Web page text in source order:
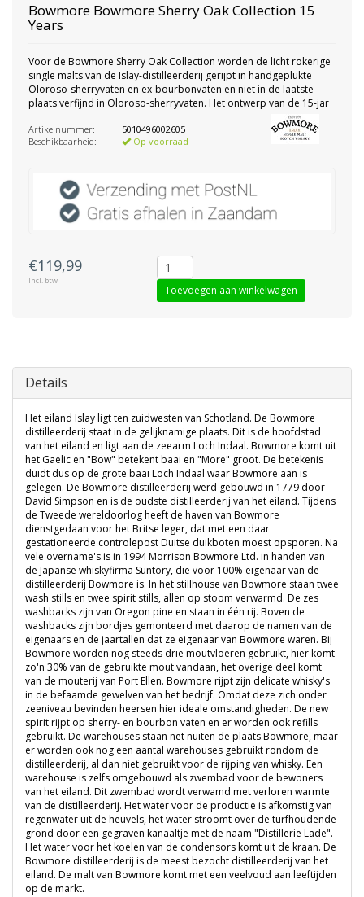
Bowmore Bowmore Sherry Oak Collection 15
Years
Voor de Bowmore Sherry Oak Collection worden de licht rokerige
single malts van de Islay-distilleerderij gerijpt in handgeplukte
Oloroso-sherryvaten en ex-bourbonvaten en niet in de laatste
plaats verfijnd in Oloroso-sherryvaten. Het ontwerp van de 15-jar
Artikelnummer:
5010496002605
Beschikbaarheid:
Op voorraad
€119,99
Incl. btw
Toevoegen aan winkelwagen
Details
Het eiland Islay ligt ten zuidwesten van Schotland. De Bowmore
distilleerderij staat in de gelijknamige plaats. Dit is de hoofdstad
van het eiland en ligt aan de zeearm Loch Indaal. Bowmore komt uit
het Gaelic en "Bow" betekent baai en "More" groot. De betekenis
duidt dus op de grote baai Loch Indaal waar Bowmore aan is
gelegen. De Bowmore distilleerderij werd gebouwd in 1779 door
David Simpson en is de oudste distilleerderij van het eiland. Tijdens
de Tweede wereldoorlog heeft de haven van Bowmore
dienstgedaan voor het Britse leger, dat met een daar
gestationeerde controlepost Duitse duikboten moest opsporen. Na
vele overname's is in 1994 Morrison Bowmore Ltd. in handen van
de Japanse whiskyfirma Suntory, die voor 100% eigenaar van de
distilleerderij Bowmore is. In het stillhouse van Bowmore staan twee
wash stills en twee spirit stills, allen op stoom verwarmd. De zes
washbacks zijn van Oregon pine en staan in één rij. Boven de
washbacks zijn bordjes gemonteerd met daarop de namen van de
eigenaars en de jaartallen dat ze eigenaar van Bowmore waren. Bij
Bowmore worden nog steeds drie moutvloeren gebruikt, hier komt
zo'n 30% van de gebruikte mout vandaan, het overige deel komt
van de mouterij van Port Ellen. Bowmore rijpt zijn delicate whisky's
in de befaamde gewelven van het bedrijf. Omdat deze zich onder
zeeniveau bevinden heersen hier ideale omstandigheden. De new
spirit rijpt op sherry- en bourbon vaten en er worden ook refills
gebruikt. De warehouses staan net nuiten de plaats Bowmore, maar
er worden ook nog een aantal warehouses gebruikt rondom de
distilleerderij, al dan niet gebruikt voor de rijping van whisky. Een
warehouse is zelfs omgebouwd als zwembad voor de bewoners
van het eiland. Dit zwembad wordt verwamd met verloren warmte
van de distilleerderij. Het water voor de productie is afkomstig van
regenwater uit de heuvels, het water stroomt over de turfhoudende
grond door een gegraven kanaaltje met de naam "Distillerie Lade".
Het water voor het koelen van de condensors komt uit de kraan. De
Bowmore distilleerderij is de meest bezocht distilleerderij van het
eiland. De malt van Bowmore komt met een veelvoud aan leeftijden
op de markt.